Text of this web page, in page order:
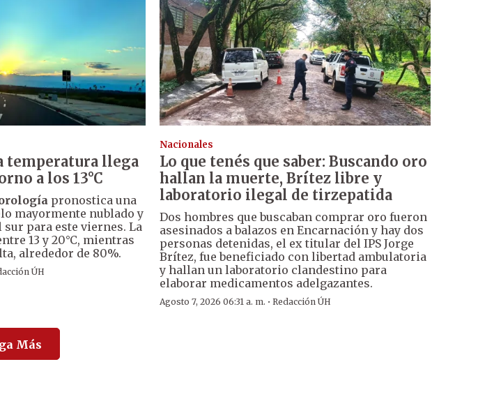
temperatura llega
a los 13°C
pronostica una
mayormente nublado y
para este viernes. La
13 y 20°C, mientras
alrededor de 80%.
ÚH
Nacionales
Lo que tenés que saber: Buscando oro
hallan la muerte, Brítez libre y
laboratorio ilegal de tirzepatida
Dos hombres que buscaban comprar oro fueron
asesinados a balazos en Encarnación y hay dos
personas detenidas, el ex titular del IPS Jorge
Brítez, fue beneficiado con libertad ambulatoria
y hallan un laboratorio clandestino para
elaborar medicamentos adelgazantes.
Agosto 7, 2026 06:31 a. m. · Redacción ÚH
Más